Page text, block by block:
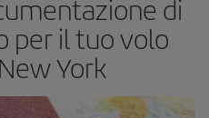
di
per il tuo volo
York